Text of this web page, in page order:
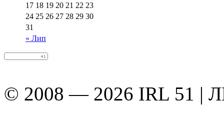
« Лип
17 18 19 20 21 22 23
24 25 26 27 28 29 30
31
© 2008 — 2026 IRL 51 |